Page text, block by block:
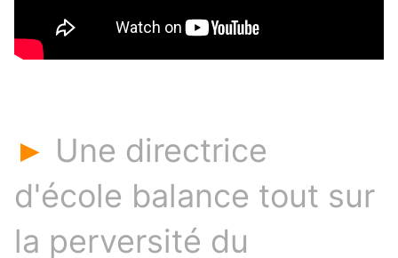
► Une directrice
d'école balance tout sur
la perversité du